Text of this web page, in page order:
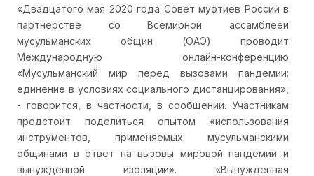
«Двадцатого мая 2020 года Совет муфтиев России в
партнерстве со Всемирной ассамблеей
мусульманских общин (ОАЭ) проводит
Международную онлайн-конференцию
«Мусульманский мир перед вызовами пандемии:
единение в условиях социального дистанцирования»,
- говорится, в частности, в сообщении. Участникам
предстоит поделиться опытом «использования
инструментов, применяемых мусульманскими
общинами в ответ на вызовы мировой пандемии и
вынужденной изоляции». «Вынужденная